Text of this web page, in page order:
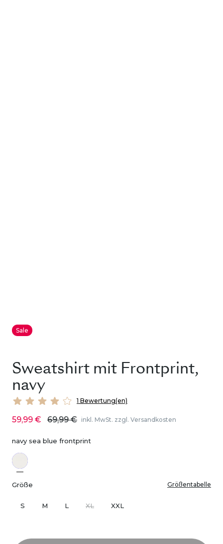
Sale
Sweatshirt mit Frontprint,
navy
1 Bewertung(en)
59,99 € 69,99 € inkl. MwSt. zzgl. Versandkosten
navy sea blue frontprint
Größe Größentabelle
S M L XL XXL